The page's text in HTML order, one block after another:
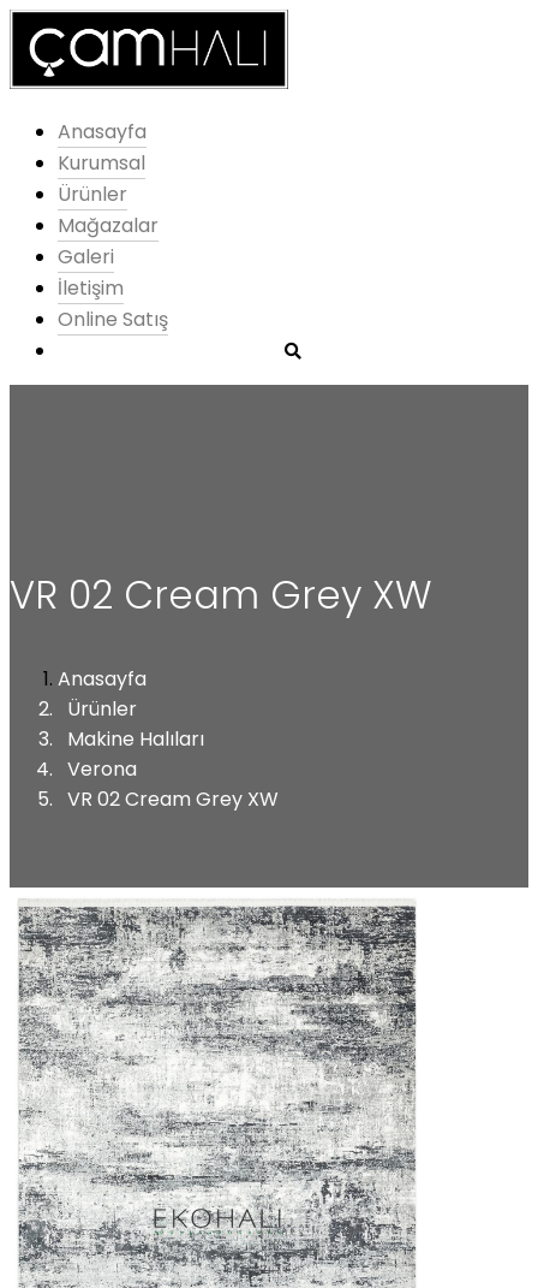
Anasayfa
Kurumsal
Ürünler
Mağazalar
Galeri
İletişim
Online Satış
VR 02 Cream Grey XW
Anasayfa
Ürünler
Makine Halıları
Verona
VR 02 Cream Grey XW